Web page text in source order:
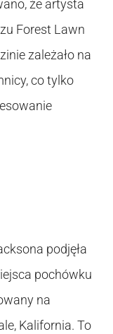
że artysta
Forest Lawn
zależało na
co tylko
podjęła
pochówku
na
Kalifornia. To